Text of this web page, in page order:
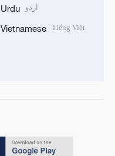
Urdu اردو
Vietnamese Tiếng Việt